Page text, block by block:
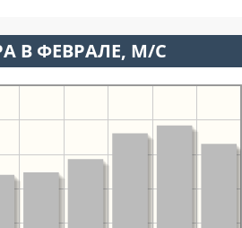
В ФЕВРАЛЕ, М/С